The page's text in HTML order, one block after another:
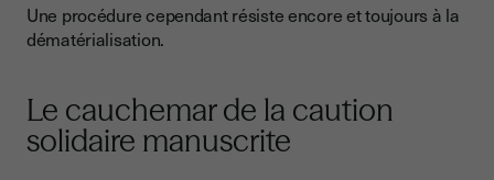
Une procédure cependant résiste encore et toujours à la
dématérialisation.
Le cauchemar de la caution
solidaire manuscrite